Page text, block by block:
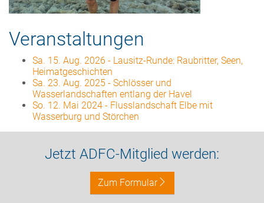
Veranstaltungen
Sa. 15. Aug. 2026 - Lausitz-Runde: Raubritter, Seen,
Heimatgeschichten
Sa. 23. Aug. 2025 - Schlösser und
Wasserlandschaften entlang der Havel
So. 12. Mai 2024 - Flusslandschaft Elbe mit
Wasserburg und Störchen
Jetzt ADFC-Mitglied werden:
Zum Formular